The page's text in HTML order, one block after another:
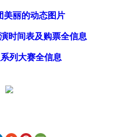
美丽的动态图片
时间表及购票全信息
列大赛全信息